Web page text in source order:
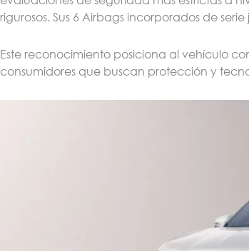
rigurosos. Sus 6 Airbags incorporados de
Este reconocimiento posiciona al vehículo
consumidores que buscan protección y